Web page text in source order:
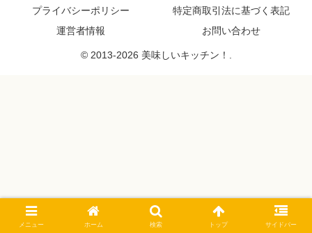
プライバシーポリシー
特定商取引法に基づく表記
運営者情報
お問い合わせ
© 2013-2026 美味しいキッチン！.
メニュー ホーム 検索 トップ サイドバー